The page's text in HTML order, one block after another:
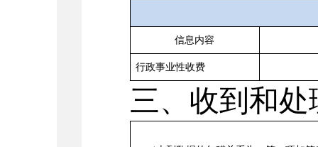
信息内容
行政事业性收费
三、收到和